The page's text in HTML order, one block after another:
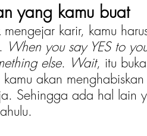
yang kamu buat
mengejar karir, kamu
When you say YES to
else. Wait, itu
akan
Sehingga ada hal lain